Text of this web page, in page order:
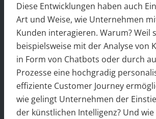
Diese Entwicklungen haben auch
Art und Weise, wie Unternehmen
Kunden interagieren. Warum? Weil
beispielsweise mit der Analyse von
in Form von Chatbots oder durch
Prozesse eine hochgradig
effiziente Customer Journey
wie gelingt Unternehmen der
der künstlichen Intelligenz? Und wie